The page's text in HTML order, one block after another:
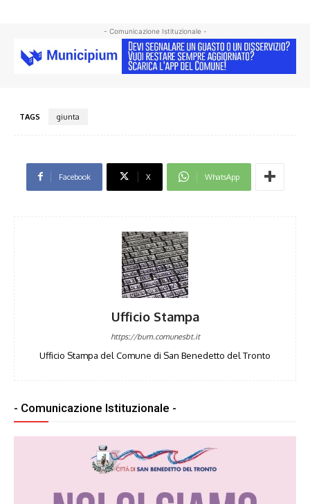
- Comunicazione Istituzionale -
TAGS giunta
Facebook X WhatsApp
Ufficio Stampa
https://bum.comunesbt.it
Ufficio Stampa del Comune di San Benedetto del Tronto
- Comunicazione Istituzionale -